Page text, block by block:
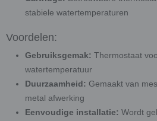
stabiele watertemperaturen
Voordelen:
Gebruiksgemak: Thermostaat
watertemperatuur
Duurzaamheid: Gemaakt van
metal afwerking
Eenvoudige installatie: Wordt